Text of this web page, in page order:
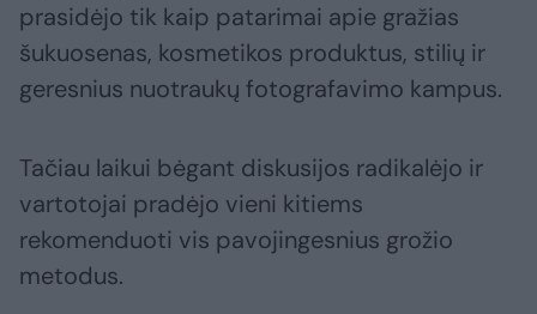
prasidėjo tik kaip patarimai apie gražias
šukuosenas, kosmetikos produktus, stilių ir
geresnius nuotraukų fotografavimo kampus.
Tačiau laikui bėgant diskusijos radikalėjo ir
vartotojai pradėjo vieni kitiems
rekomenduoti vis pavojingesnius grožio
metodus.